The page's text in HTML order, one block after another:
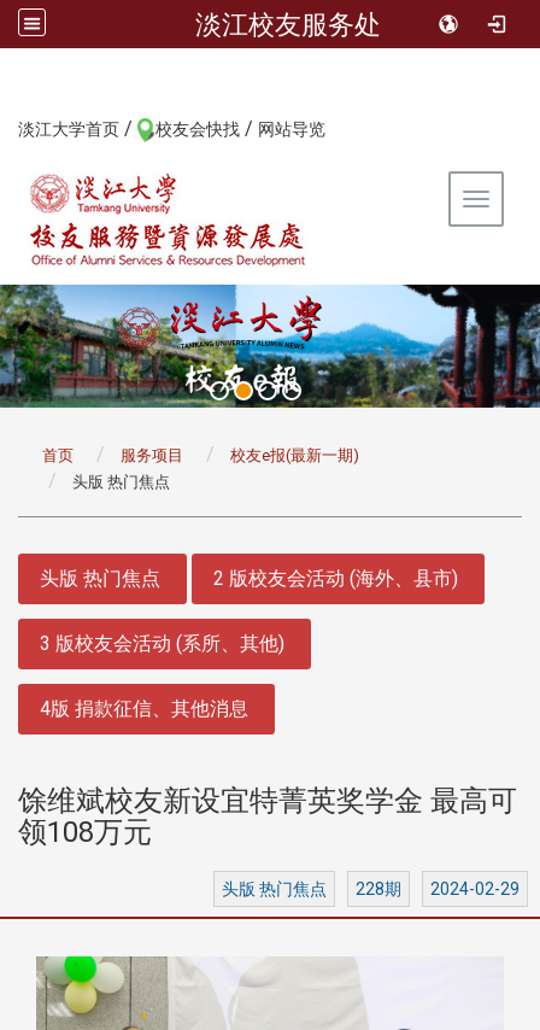
淡江校友服务处
淡江大学首页 / 校友会快找 / 网站导览
Toggle
首页 服务项目
校友e报(最新一期)
头版 热门焦点
头版 热门焦点 2 版校友会活动 (海外、县市)
3 版校友会活动 (系所、其他)
4版 捐款征信、其他消息
馀维斌校友新设宜特菁英奖学金 最高可
领108万元
头版 热门焦点 228期 2024-02-29